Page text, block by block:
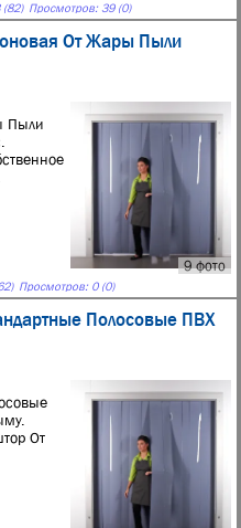
(82) Просмотров: 39 (0)
От Жары Пыли
9 фото
Пыли
Просмотров: 0 (0)
Полосовые ПВХ
От